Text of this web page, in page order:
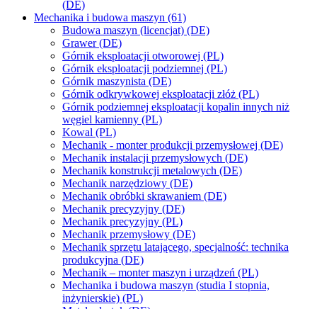
(DE)
Mechanika i budowa maszyn (61)
Budowa maszyn (licencjat) (DE)
Grawer (DE)
Górnik eksploatacji otworowej (PL)
Górnik eksploatacji podziemnej (PL)
Górnik maszynista (DE)
Górnik odkrywkowej eksploatacji złóż (PL)
Górnik podziemnej eksploatacji kopalin innych niż
węgiel kamienny (PL)
Kowal (PL)
Mechanik - monter produkcji przemysłowej (DE)
Mechanik instalacji przemysłowych (DE)
Mechanik konstrukcji metalowych (DE)
Mechanik narzędziowy (DE)
Mechanik obróbki skrawaniem (DE)
Mechanik precyzyjny (DE)
Mechanik precyzyjny (PL)
Mechanik przemysłowy (DE)
Mechanik sprzętu latającego, specjalność: technika
produkcyjna (DE)
Mechanik – monter maszyn i urządzeń (PL)
Mechanika i budowa maszyn (studia I stopnia,
inżynierskie) (PL)